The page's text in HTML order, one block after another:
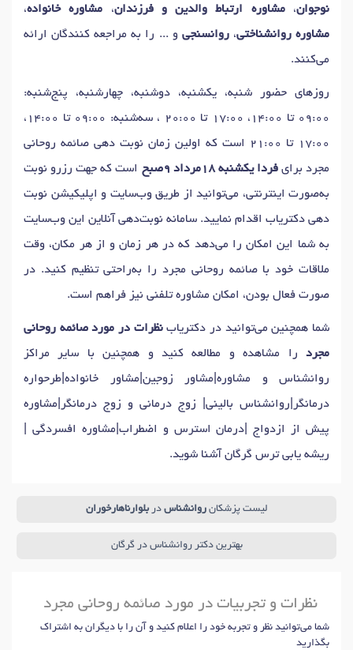
نوجوان،مشاوره ارتباط والدین و فرزندان، مشاوره خانواده،
مشاوره روانشناختی،روانسنجی و ... را به مراجعه کنندگان ارائه
می‌کنند.
روزهای حضور شنبه، یکشنبه، دوشنبه، چهارشنبه، پنج‌شنبه:
09:00 تا 14:00، 17:00 تا 20:00 ، سه‌شنبه: 09:00 تا 14:00،
17:00 تا 21:00 است که اولین زمان نوبت دهی صائمه روحانی
مجرد برایفردا یکشنبه 18مرداد 9صبح
است که جهت رزرو نوبت
به‌صورت اینترنتی، می‌توانید از طریق وب‌سایت و اپلیکیشن نوبت
دهی دکتریاب اقدام نمایید. سامانه نوبت‌دهی آنلاین این وب‌سایت
به شما این امکان را می‌دهد که در هر زمان و از هر مکان، وقت
ملاقات خود با صائمه روحانی مجرد را به‌راحتی تنظیم کنید. در
صورت فعال بودن، امکان مشاوره تلفنی نیز فراهم است.
شما همچنین می‌توانید در دکتریابنظرات در مورد صائمه روحانی
مجرد را مشاهده و مطالعه کنید و همچنین با سایر مراکز
روانشناس و مشاوره|مشاور زوجین|مشاور خانواده|طرحواره
درمانگر|روانشناس بالینی| زوج درمانی و زوج درمانگر|مشاوره
پیش از ازدواج |درمان استرس و اضطراب|مشاوره افسردگی |
ریشه یابی ترس گرگان آشنا شوید.
لیست پزشکانروانشناس دربلوارناهارخوران
بهترین دکتر روانشناس در گرگان
نظرات و تجربیات در مورد صائمه روحانی مجرد
شما می‌توانید نظر و تجربه خود را اعلام کنید و آن را با دیگران به اشتراک
بگذارید